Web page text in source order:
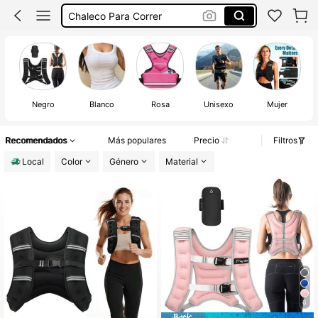
Chaleco Para Correr
Chaleco Con Peso
Negro Blanco Rosa Unisexo Mujer
Recomendados Más populares Precio
Filtros
Local
Color Género Material
#1 Más vendidos
en Negro Chaleco lastrado
6